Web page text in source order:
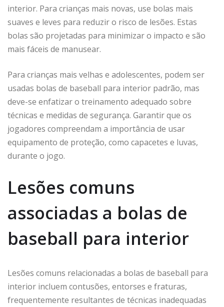
interior. Para crianças mais novas, use bolas mais
suaves e leves para reduzir o risco de lesões. Estas
bolas são projetadas para minimizar o impacto e são
mais fáceis de manusear.
Para crianças mais velhas e adolescentes, podem ser
usadas bolas de baseball para interior padrão, mas
deve-se enfatizar o treinamento adequado sobre
técnicas e medidas de segurança. Garantir que os
jogadores compreendam a importância de usar
equipamento de proteção, como capacetes e luvas,
durante o jogo.
Lesões comuns
associadas a bolas de
baseball para interior
Lesões comuns relacionadas a bolas de baseball para
interior incluem contusões, entorses e fraturas,
frequentemente resultantes de técnicas inadequadas